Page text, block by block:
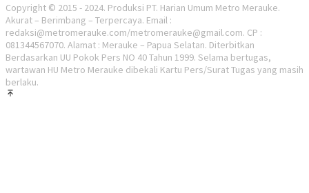
Copyright © 2015 - 2024. Produksi PT. Harian Umum Metro Merauke.
Akurat – Berimbang – Terpercaya. Email :
redaksi@metromerauke.com/metromerauke@gmail.com. CP :
081344567070. Alamat : Merauke – Papua Selatan. Diterbitkan
Berdasarkan UU Pokok Pers NO 40 Tahun 1999. Selama bertugas,
wartawan HU Metro Merauke dibekali Kartu Pers/Surat Tugas yang masih
berlaku.